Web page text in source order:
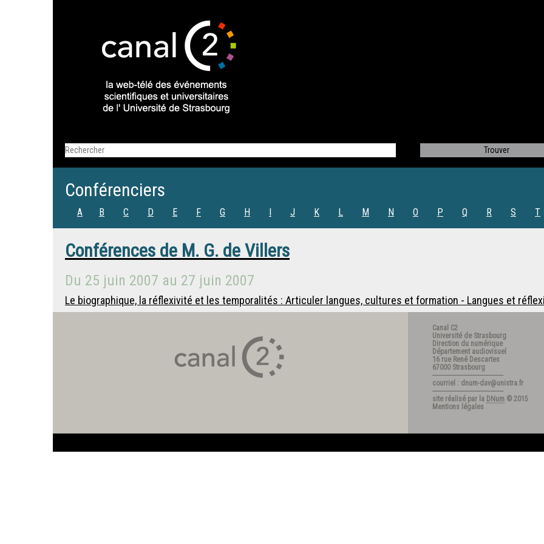
Conférenciers
A B C D E F G H I J K L M N O P Q R S T
Conférences de M. G. de Villers
Du 25 juin 2007 au 27 juin 2007
Le biographique, la réflexivité et les temporalités : Articuler langues, cultures et formation - Langues et
Canal C2
Université de Strasbourg
Direction du numérique
Département audiovisuel
16 rue René Descartes
67000 Strasbourg
---------------------------------------
courriel : dnum-dav@unistra.fr
---------------------------------------
site réalisé par la DNum © 2015
Mentions légales